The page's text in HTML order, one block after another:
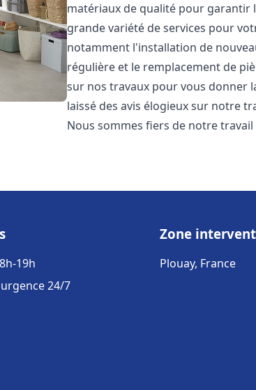
matériaux de qualité pour garantir
grande variété de services pour
notamment l'installation de
régulière et le remplacement de
sur nos travaux pour vous donner
laissé des avis élogieux sur notre
Nous sommes fiers de notre
19h
24/7
Zone
Plouay, France